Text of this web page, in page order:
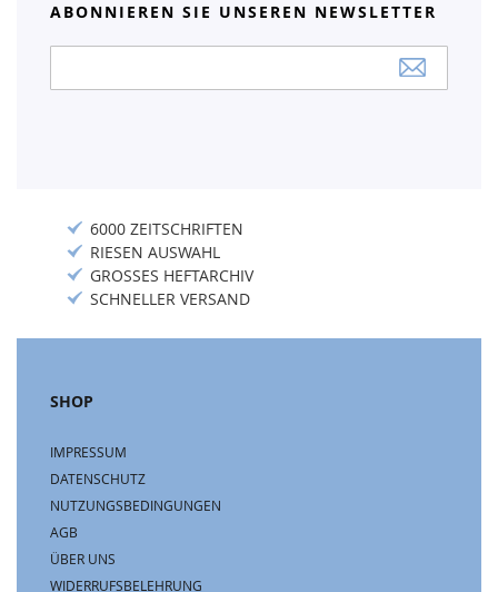
ABONNIEREN SIE UNSEREN NEWSLETTER
Newsletter:
6000 ZEITSCHRIFTEN
RIESEN AUSWAHL
GROSSES HEFTARCHIV
SCHNELLER VERSAND
SHOP
IMPRESSUM
DATENSCHUTZ
NUTZUNGSBEDINGUNGEN
AGB
ÜBER UNS
WIDERRUFSBELEHRUNG